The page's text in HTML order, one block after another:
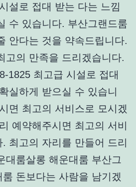
설로 접대 받는 다는 느낌
수 있습니다. 부산그랜드룸
안다는 것을 약속드립니다.
고의 만족을 드리겠습니다.
1825 최고급 시설로 접대
실하게 받으실 수 있습니
면 최고의 서비스로 모시겠
예약해주시면 최고의 서비
최고의 자리를 만들어 드리
대룸살롱 해운대룸 부산그
돈보다는 사람을 남기겠